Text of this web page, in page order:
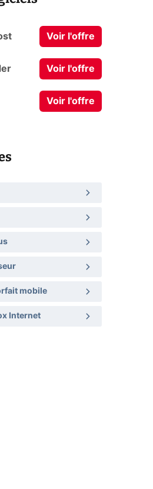
Voir l'offre
Voir l'offre
Voir l'offre
mobile
Internet